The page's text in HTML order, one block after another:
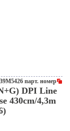
39M5426 парт. номер
DPI Line
430cm/4,3m